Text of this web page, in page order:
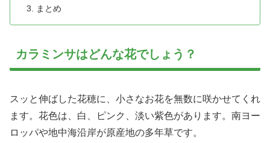
まとめ
カラミンサはどんな花でしょう？
スッと伸ばした花穂に、小さなお花を無数に咲かせてくれ
ます。花色は、白、ピンク、淡い紫色があります。南ヨー
ロッパや地中海沿岸が原産地の多年草です。